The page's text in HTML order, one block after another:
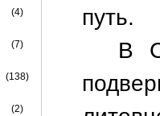
(4)
(7)
(138)
(2)
путь.
В